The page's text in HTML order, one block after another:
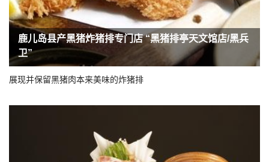
鹿儿岛县产黑猪炸猪排专门店 “黑猪排亭天文馆店/黑兵
卫”
展现并保留黑猪肉本来美味的炸猪排